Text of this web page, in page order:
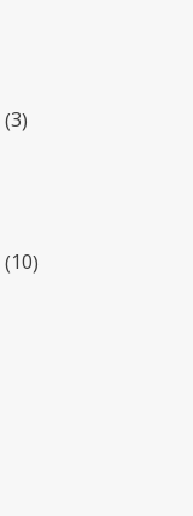
3товара
10товаров